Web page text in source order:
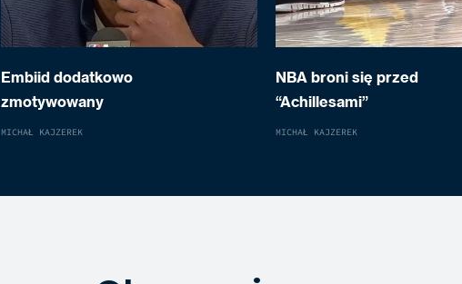
Embiid dodatkowo
zmotywowany
MICHAŁ KAJZEREK
NBA broni się przed
“Achillesami”
MICHAŁ KAJZEREK